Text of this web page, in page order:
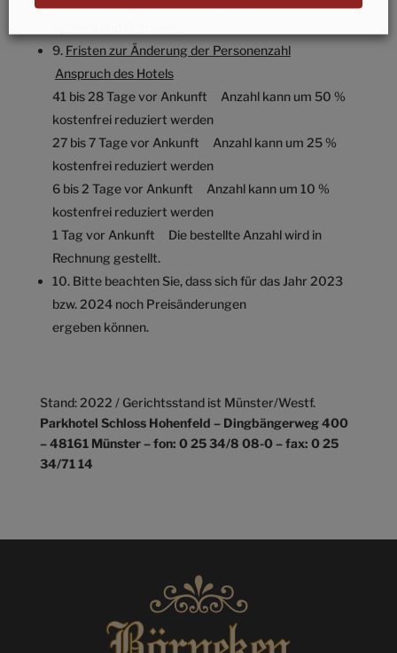
9. Fristen zur Änderung der Personenzahl
Anspruch des Hotels
41 bis 28 Tage vor Ankunft Anzahl kann um 50 %
kostenfrei reduziert werden
27 bis 7 Tage vor Ankunft Anzahl kann um 25 %
kostenfrei reduziert werden
6 bis 2 Tage vor Ankunft Anzahl kann um 10 %
kostenfrei reduziert werden
1 Tag vor Ankunft Die bestellte Anzahl wird in
Rechnung gestellt.
10. Bitte beachten Sie, dass sich für das Jahr 2023
bzw. 2024 noch Preisänderungen
ergeben können.
Stand: 2022 / Gerichtsstand ist Münster/Westf.
Parkhotel Schloss Hohenfeld – Dingbängerweg 400
– 48161 Münster – fon: 0 25 34/8 08-0 – fax: 0 25
34/71 14